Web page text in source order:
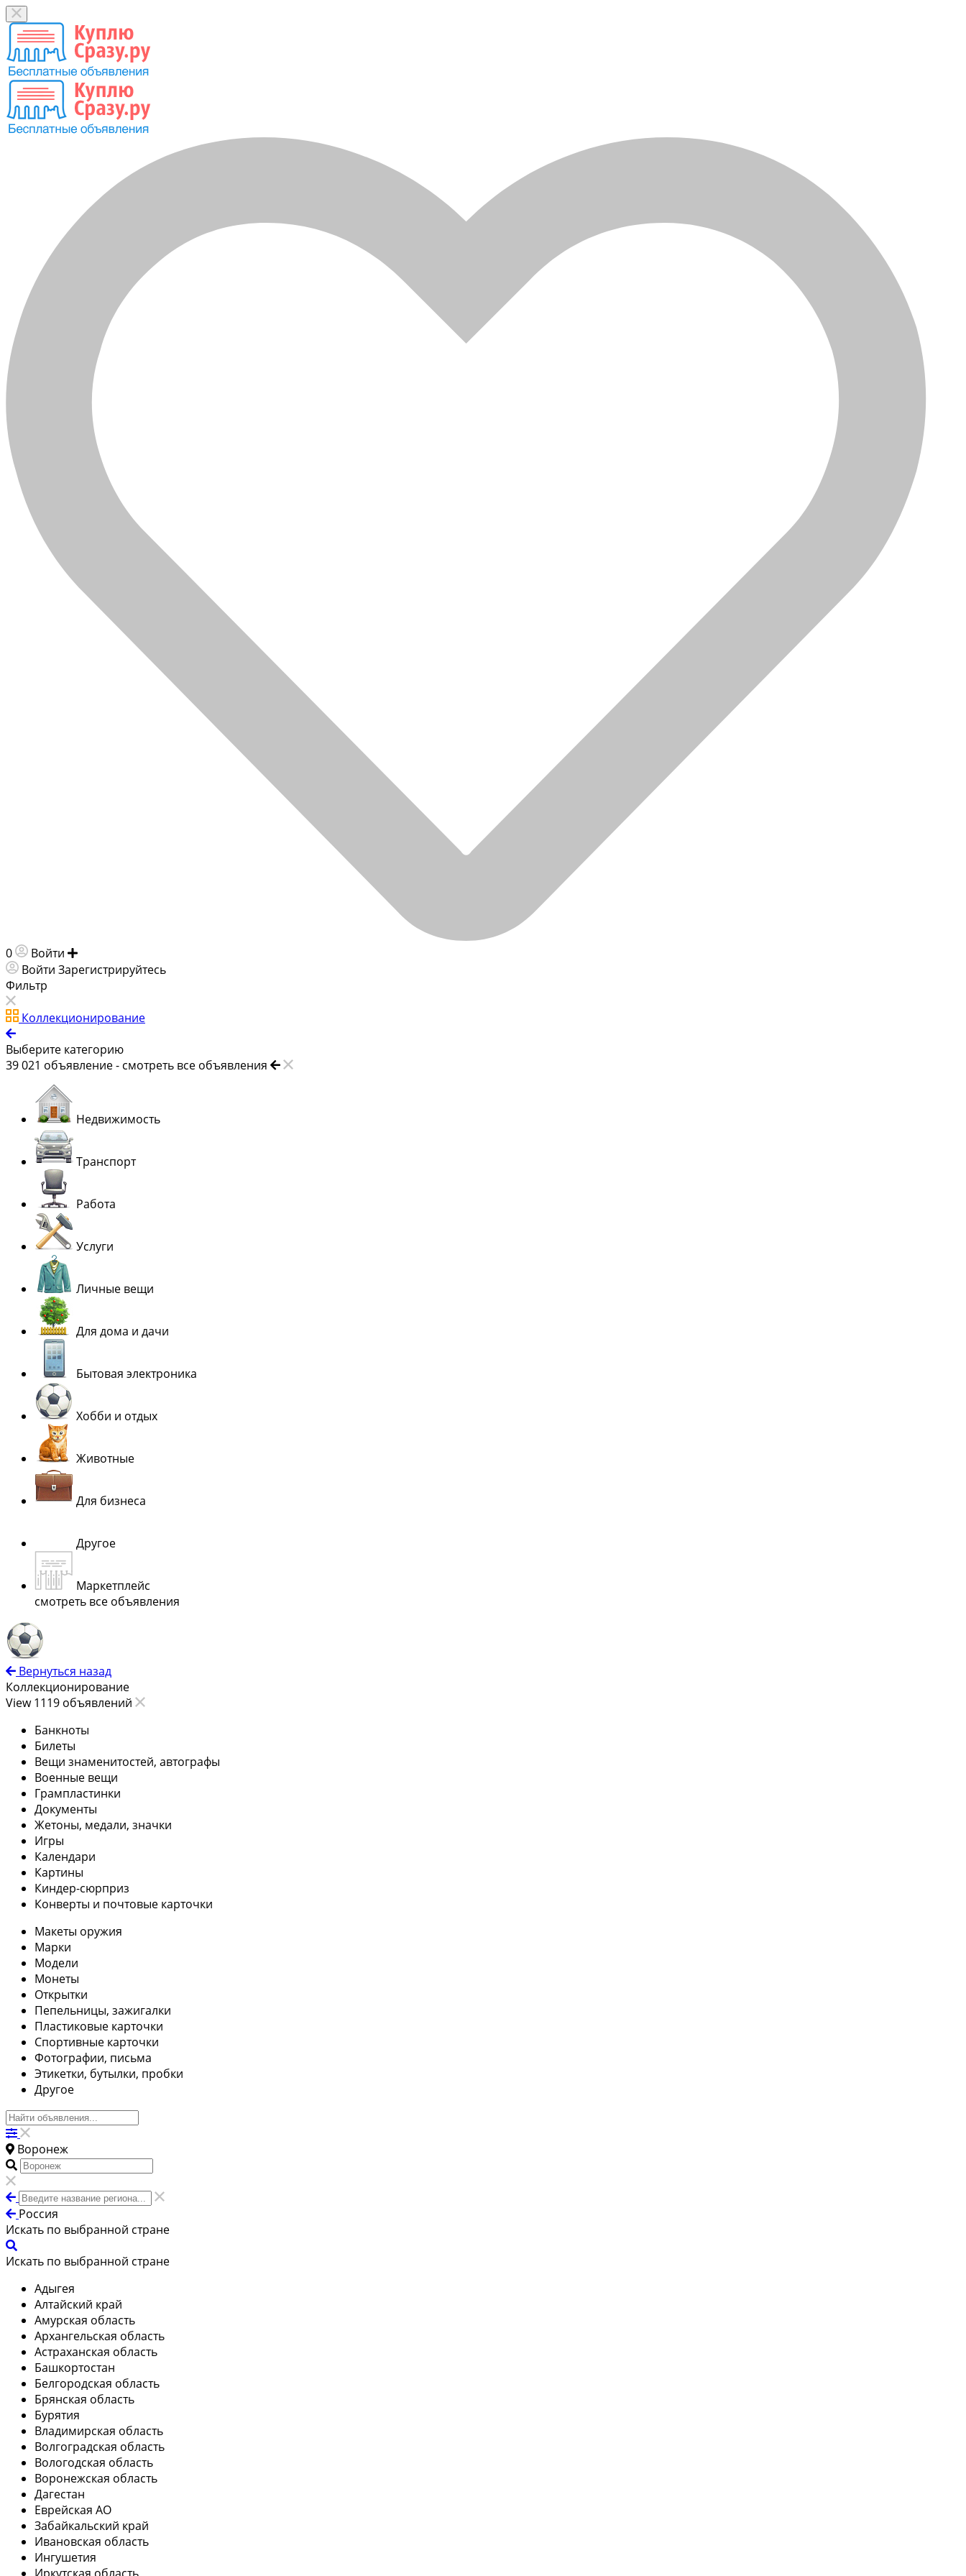
0 Войти
Войти Зарегистрируйтесь
Фильтр
Коллекционирование
Выберите категорию
39 021 объявление - смотреть все объявления
Недвижимость
Транспорт
Работа
Услуги
Личные вещи
Для дома и дачи
Бытовая электроника
Хобби и отдых
Животные
Для бизнеса
Другое
Маркетплейс
смотреть все объявления
Вернуться назад
Коллекционирование
View 1119 объявлений
Банкноты
Билеты
Вещи знаменитостей, автографы
Военные вещи
Грампластинки
Документы
Жетоны, медали, значки
Игры
Календари
Картины
Киндер-сюрприз
Конверты и почтовые карточки
Макеты оружия
Марки
Модели
Монеты
Открытки
Пепельницы, зажигалки
Пластиковые карточки
Спортивные карточки
Фотографии, письма
Этикетки, бутылки, пробки
Другое
Воронеж
Россия
Искать по выбранной стране
Искать по выбранной стране
Адыгея
Алтайский край
Амурская область
Архангельская область
Астраханская область
Башкортостан
Белгородская область
Брянская область
Бурятия
Владимирская область
Волгоградская область
Вологодская область
Воронежская область
Дагестан
Еврейская АО
Забайкальский край
Ивановская область
Ингушетия